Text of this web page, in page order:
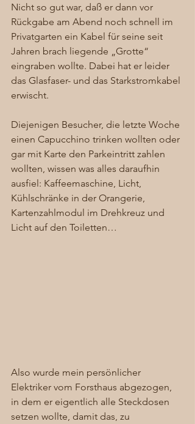
Nicht so gut war, daß er dann vor
Rückgabe am Abend noch schnell im
Privatgarten ein Kabel für seine seit
Jahren brach liegende „Grotte“
eingraben wollte. Dabei hat er leider
das Glasfaser- und das Starkstromkabel
erwischt.
Diejenigen Besucher, die letzte Woche
einen Capucchino trinken wollten oder
gar mit Karte den Parkeintritt zahlen
wollten, wissen was alles daraufhin
ausfiel: Kaffeemaschine, Licht,
Kühlschränke in der Orangerie,
Kartenzahlmodul im Drehkreuz und
Licht auf den Toiletten…
Also wurde mein persönlicher
Elektriker vom Forsthaus abgezogen,
in dem er eigentlich alle Steckdosen
setzen wollte, damit das, zu